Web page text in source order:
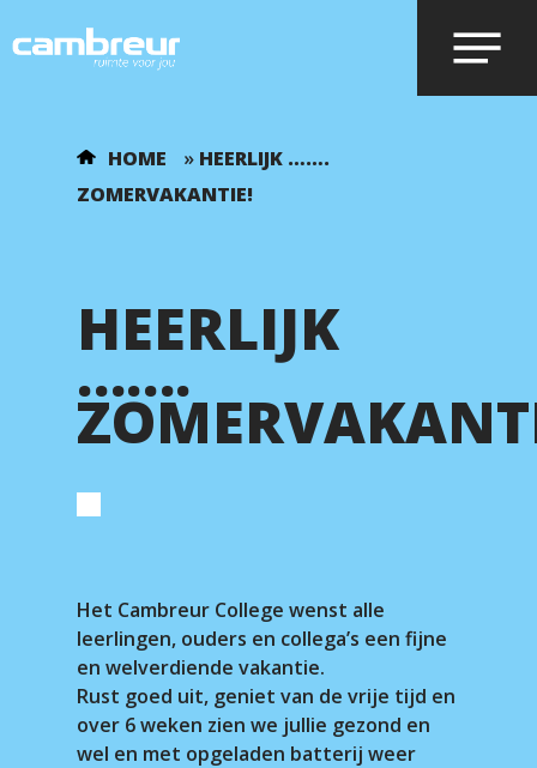
Voer je zoekopdracht in en druk op
HOME » HEERLIJK …….
ZOMERVAKANTIE!
HEERLIJK
…….
Het Cambreur College wenst alle
leerlingen, ouders en collega’s een fijne
en welverdiende vakantie.
Rust goed uit, geniet van de vrije tijd en
over 6 weken zien we jullie gezond en
wel en met opgeladen batterij weer